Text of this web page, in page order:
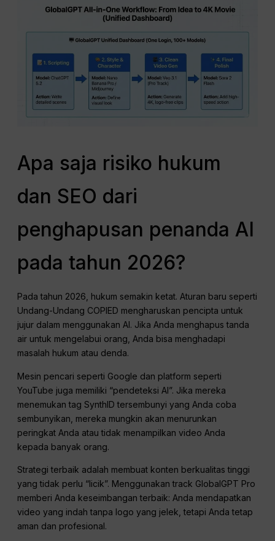
Apa saja risiko hukum
dan SEO dari
penghapusan penanda AI
pada tahun 2026?
Pada tahun 2026, hukum semakin ketat. Aturan baru seperti
Undang-Undang COPIED mengharuskan pencipta untuk
jujur dalam menggunakan AI. Jika Anda menghapus tanda
air untuk mengelabui orang, Anda bisa menghadapi
masalah hukum atau denda.
Mesin pencari seperti Google dan platform seperti
YouTube juga memiliki “pendeteksi AI”. Jika mereka
menemukan tag SynthID tersembunyi yang Anda coba
sembunyikan, mereka mungkin akan menurunkan
peringkat Anda atau tidak menampilkan video Anda
kepada banyak orang.
Strategi terbaik adalah membuat konten berkualitas tinggi
yang tidak perlu “licik”. Menggunakan track GlobalGPT Pro
memberi Anda keseimbangan terbaik: Anda mendapatkan
video yang indah tanpa logo yang jelek, tetapi Anda tetap
aman dan profesional.